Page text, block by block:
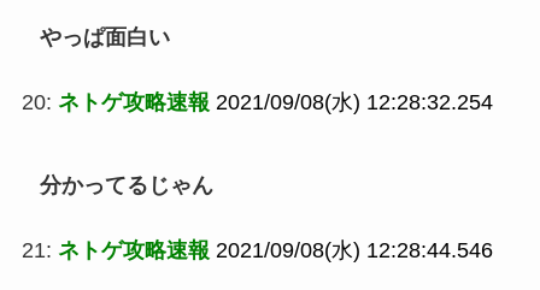
やっぱ面白い
20: ネトゲ攻略速報 2021/09/08(水) 12:28:32.254
分かってるじゃん
21: ネトゲ攻略速報 2021/09/08(水) 12:28:44.546